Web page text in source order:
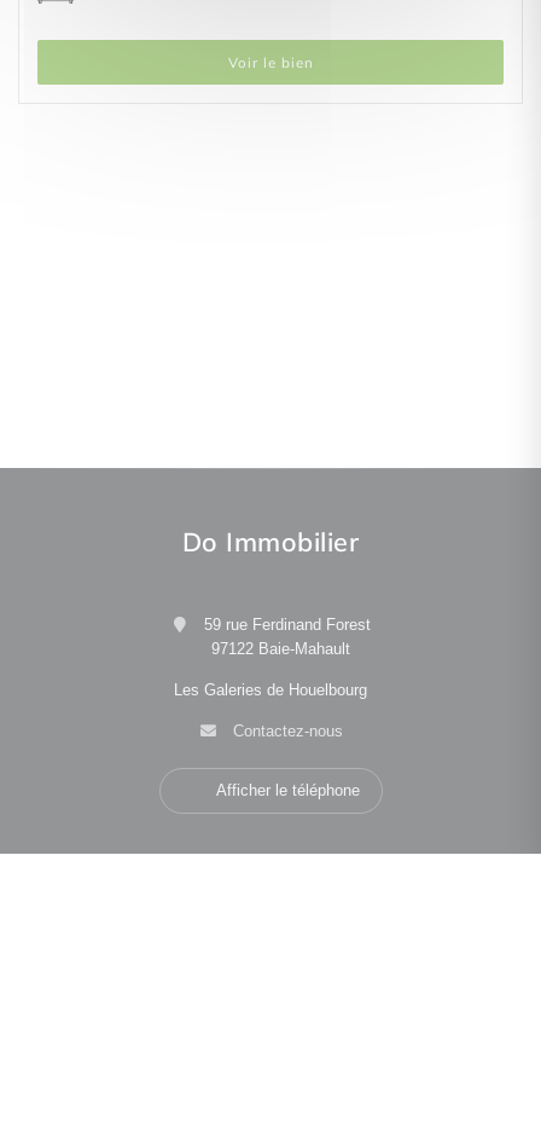
Voir le bien
Do Immobilier
59 rue Ferdinand Forest
97122 Baie-Mahault
Les Galeries de Houelbourg
Contactez-nous
Afficher le téléphone